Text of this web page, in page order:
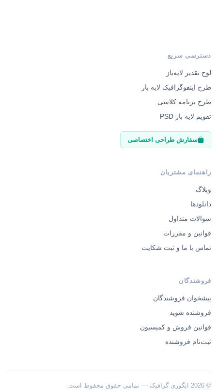
دسترسی سریع
لوح تقدیر لایه‌باز
طرح اینفوگرافیک لایه باز
طرح برنامه کلاسی
تقویم لایه باز PSD
سفارش طراحی اختصاصی
راهنمای مشتریان
وبلاگ
دانلودها
سوالات متداول
قوانین و مقررات
تماس با ما و ثبت شکایت
فروشندگان
پیشخوان فروشندگان
فروشنده شوید
قوانین فروش و کمیسیون
ثبت‌نام فروشنده
© 2026 ایگوری گرافیک — تمامی حقوق محفوظ است.